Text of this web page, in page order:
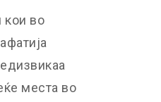
кои во
места во